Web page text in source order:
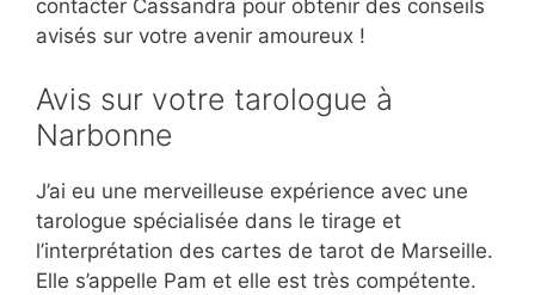
contacter Cassandra pour obtenir des conseils
avisés sur votre avenir amoureux !
Avis sur votre tarologue à
Narbonne
J’ai eu une merveilleuse expérience avec une
tarologue spécialisée dans le tirage et
l’interprétation des cartes de tarot de Marseille.
Elle s’appelle Pam et elle est très compétente.